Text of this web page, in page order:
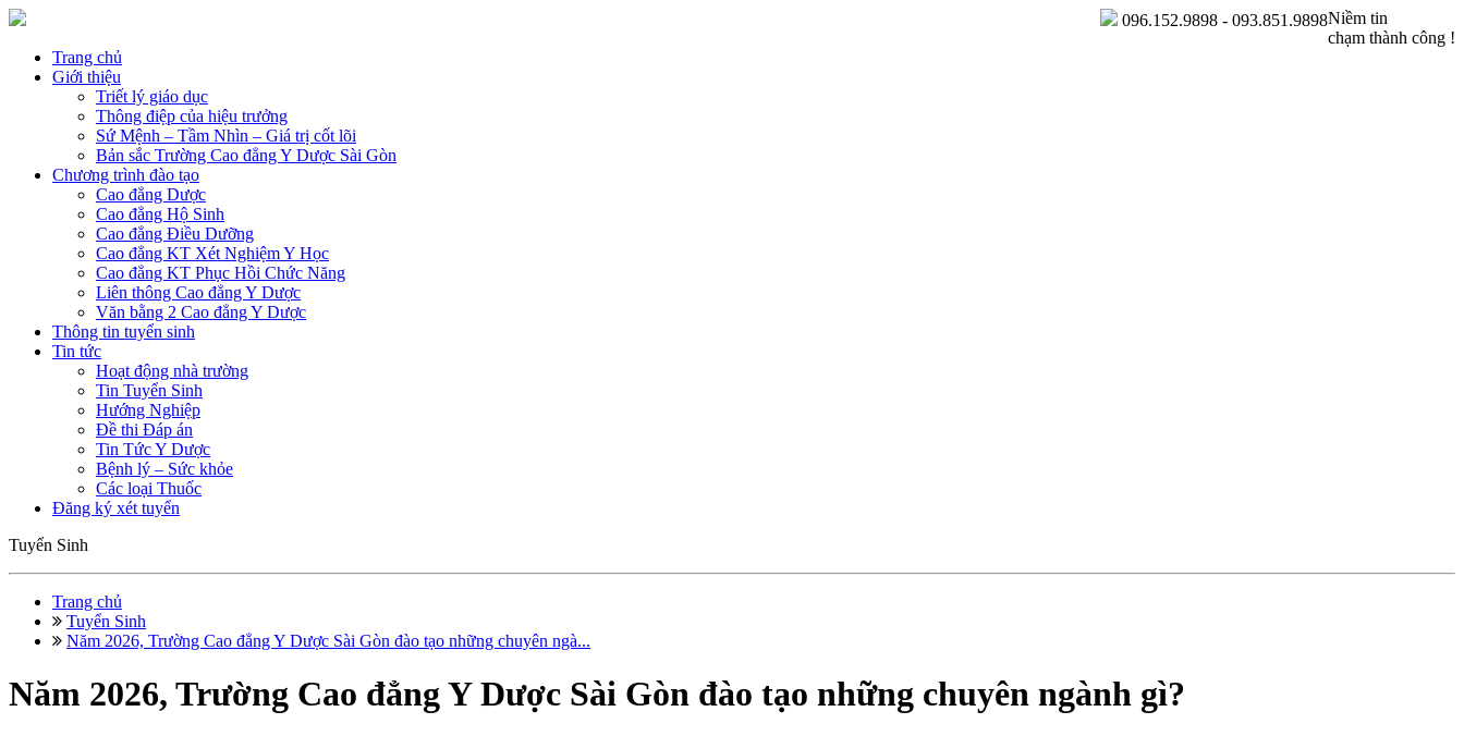
Niềm tin
chạm thành công !
096.152.9898 - 093.851.9898
Trang chủ
Giới thiệu
Triết lý giáo dục
Thông điệp của hiệu trưởng
Sứ Mệnh – Tầm Nhìn – Giá trị cốt lõi
Bản sắc Trường Cao đẳng Y Dược Sài Gòn
Chương trình đào tạo
Cao đẳng Dược
Cao đẳng Hộ Sinh
Cao đẳng Điều Dưỡng
Cao đẳng KT Xét Nghiệm Y Học
Cao đẳng KT Phục Hồi Chức Năng
Liên thông Cao đẳng Y Dược
Văn bằng 2 Cao đẳng Y Dược
Thông tin tuyển sinh
Tin tức
Hoạt động nhà trường
Tin Tuyển Sinh
Hướng Nghiệp
Đề thi Đáp án
Tin Tức Y Dược
Bệnh lý – Sức khỏe
Các loại Thuốc
Đăng ký xét tuyển
Tuyển Sinh
Trang chủ
Tuyển Sinh
Năm 2026, Trường Cao đẳng Y Dược Sài Gòn đào tạo những chuyên ngà...
Năm 2026, Trường Cao đẳng Y Dược Sài Gòn đào tạo những chuyên ngành gì?